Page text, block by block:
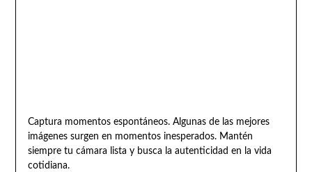
Captura momentos espontáneos. Algunas de las mejores
imágenes surgen en momentos inesperados. Mantén
siempre tu cámara lista y busca la autenticidad en la vida
cotidiana.